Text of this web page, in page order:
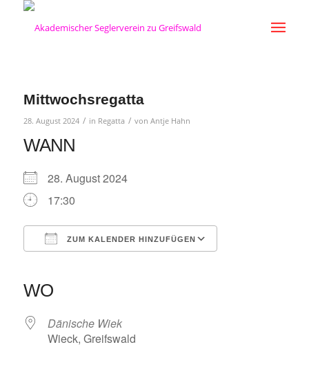
Mittwochsregatta
28. August 2024 / in Regatta / von Antje Hahn
WANN
28. August 2024
17:30
ZUM KALENDER HINZUFÜGEN
WO
Dänische Wiek
Wieck, Greifswald